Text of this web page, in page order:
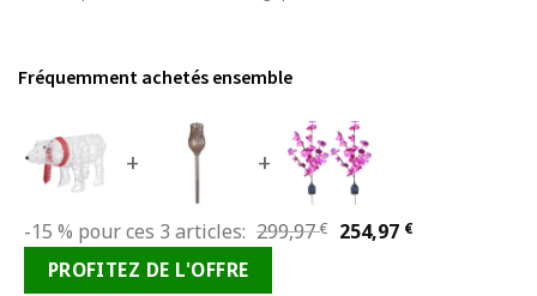
Fréquemment achetés ensemble
+ +
-15 % pour ces 3 articles: 299,97€
Le
254,97 €Le
PROFITEZ DE L'OFFRE